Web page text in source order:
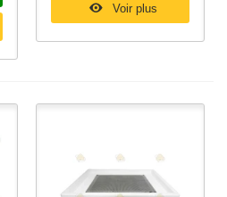
Voir plus